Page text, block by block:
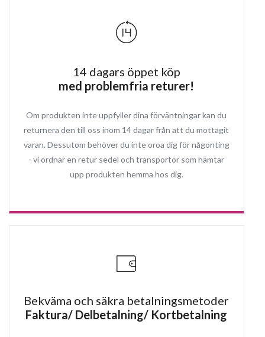
14 dagars öppet köp
med problemfria returer!
Om produkten inte uppfyller dina förväntningar kan du
returnera den till oss inom 14 dagar från att du mottagit
varan. Dessutom behöver du inte oroa dig för någonting
- vi ordnar en retur sedel och transportör som hämtar
upp produkten hemma hos dig.
Bekväma och säkra betalningsmetoder
Faktura/ Delbetalning/ Kortbetalning